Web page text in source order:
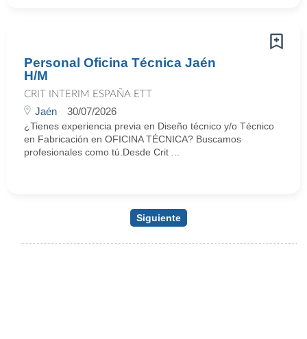
Personal Oficina Técnica Jaén
H/M
CRIT INTERIM ESPAÑA ETT
Jaén 30/07/2026
¿Tienes experiencia previa en Diseño técnico y/o Técnico
en Fabricación en OFICINA TÉCNICA? Buscamos
profesionales como tú.Desde Crit ...
Siguiente